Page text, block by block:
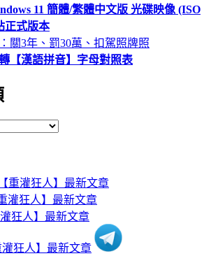
11 簡體/繁體中文版 光碟映像 (ISO
正式版本
關3年、罰30萬、扣駕照牌照
【漢語拼音】字母對照表